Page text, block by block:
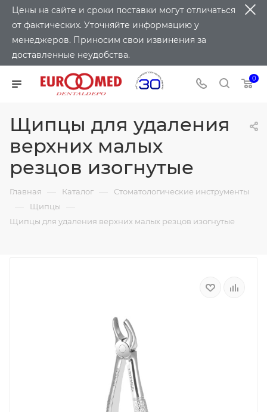
Цены на сайте и сроки поставки могут отличаться
от фактических. Уточняйте информацию у
менеджеров. Приносим свои извинения за
доставленные неудобства.
0
Щипцы для удаления
верхних малых
резцов изогнутые
Главная — Каталог — Стоматологические инструменты
— Щипцы —
Щипцы для удаления верхних малых резцов изогнутые